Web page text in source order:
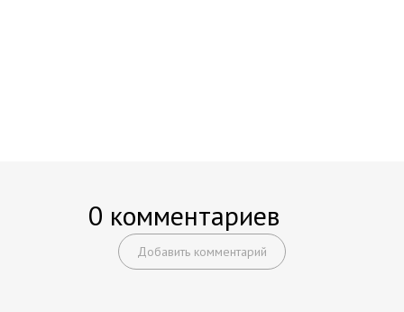
0 комментариев
Добавить комментарий